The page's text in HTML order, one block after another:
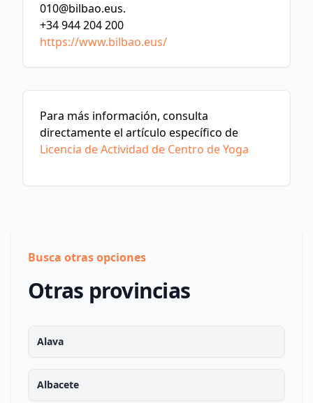
010@bilbao.eus.
+34 944 204 200
https://www.bilbao.eus/
Para más información, consulta
directamente el artículo específico de
Licencia de Actividad de Centro de Yoga
Busca otras opciones
Otras provincias
Alava
Albacete